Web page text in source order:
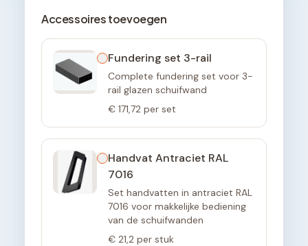
Accessoires toevoegen
Fundering set 3-rail
Complete fundering set voor 3-
rail glazen schuifwand
€ 171,72 per set
Handvat Antraciet RAL
7016
Set handvatten in antraciet RAL
7016 voor makkelijke bediening
van de schuifwanden
€ 21,2 per stuk